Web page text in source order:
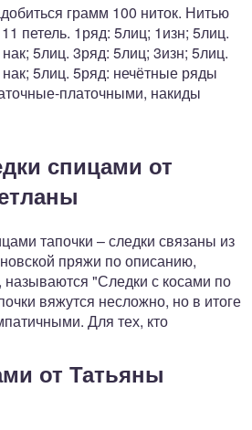
грамм 100 ниток. Нитью
петель. 1ряд: 5лиц; 1изн; 5лиц.
5лиц. 3ряд: 5лиц; 3изн; 5лиц.
5лиц. 5ряд: нечётные ряды
платочными, накиды
спицами от
тапочки – следки связаны из
пряжи по описанию,
называются "Следки с косами по
вяжутся несложно, но в итоге
Для тех, кто
от Татьяны